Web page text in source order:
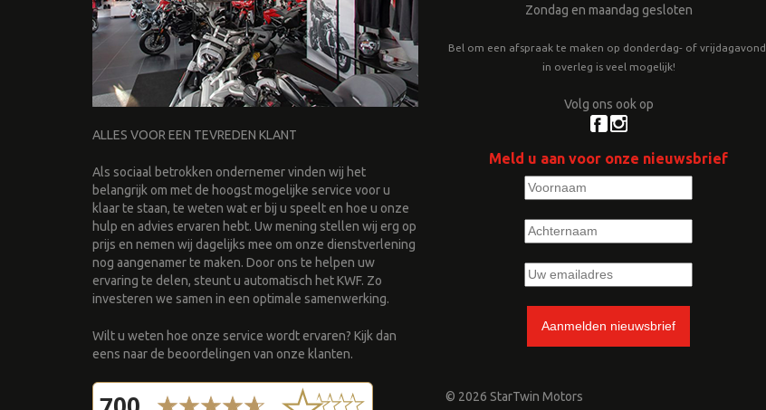
ALLES VOOR EEN TEVREDEN KLANT
Als sociaal betrokken ondernemer vinden wij het
belangrijk om met de hoogst mogelijke service voor u
klaar te staan, te weten wat er bij u speelt en hoe u onze
hulp en advies ervaren hebt. Uw mening stellen wij erg op
prijs en nemen wij dagelijks mee om onze dienstverlening
nog aangenamer te maken. Door ons te helpen uw
ervaring te delen, steunt u automatisch het KWF. Zo
investeren we samen in een optimale samenwerking.
Wilt u weten hoe onze service wordt ervaren? Kijk dan
eens naar de beoordelingen van onze klanten.
Zondag en maandag gesloten
Bel om een afspraak te maken op donderdag- of vrijdagavond,
in overleg is veel mogelijk!
Volg ons ook op
Meld u aan voor onze nieuwsbrief
© 2026 StarTwin Motors